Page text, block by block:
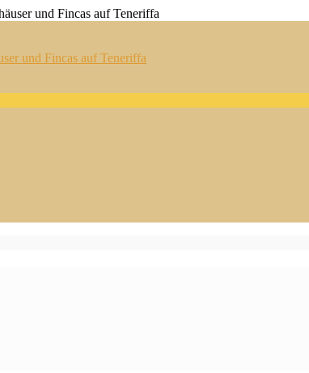
und Fincas auf Teneriffa